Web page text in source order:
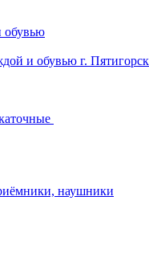
обувью
и обувью г. Пятигорск
наушники